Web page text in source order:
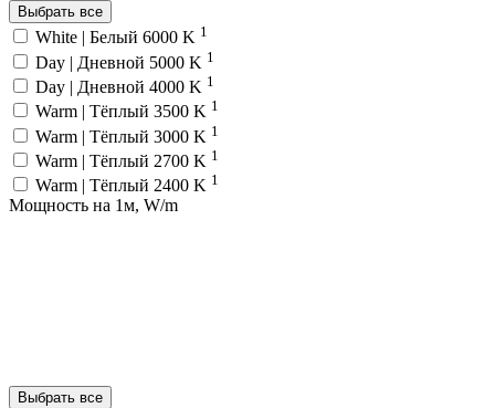
Выбрать все
White | Белый 6000 K 1
Day | Дневной 5000 K 1
Day | Дневной 4000 K 1
Warm | Тёплый 3500 K 1
Warm | Тёплый 3000 K 1
Warm | Тёплый 2700 K 1
Warm | Тёплый 2400 K 1
Мощность на 1м, W/m
Выбрать все